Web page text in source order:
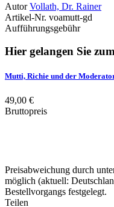
Autor Vollath, Dr. Rainer
Artikel-Nr. voamutt-gd
Aufführungsgebühr
Hier gelangen Sie
Mutti, Richie und der
49,00 €
Bruttopreis
Preisabweichung durch
möglich (aktuell:
Bestellvorgangs festgelegt.
Teilen